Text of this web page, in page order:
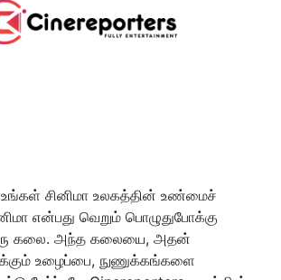
உங்கள் சினிமா உலகத்தின் உண்மைச்
என்பது வெறும் பொழுதுபோக்கு
கலை. அந்த கலையை, அதன்
உழைப்பை, நுணுக்கங்களை